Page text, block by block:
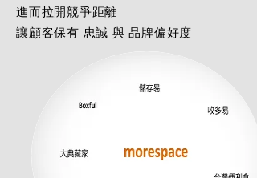
進而拉開競爭距離
讓顧客保有 忠誠 與 品牌偏好度